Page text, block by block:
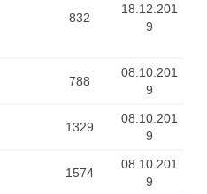
832
18.12.201
9
788
08.10.201
9
1329
08.10.201
9
1574
08.10.201
9